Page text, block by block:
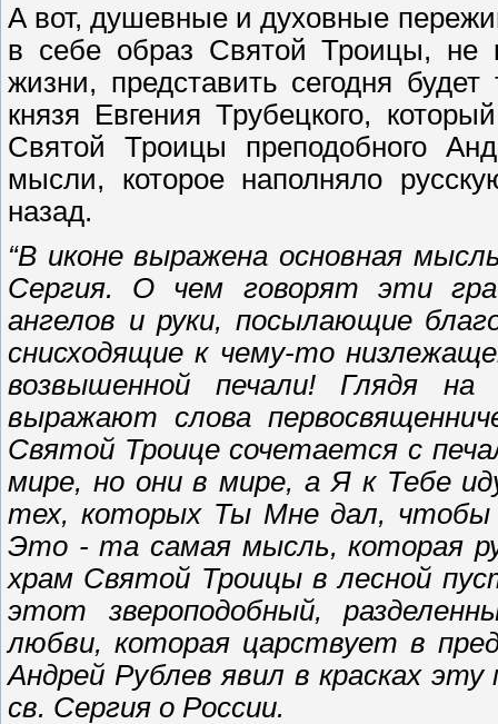
А вот, душевные и духовные
в себе образ Святой Троицы, не
жизни, представить сегодня
князя Евгения Трубецкого,
Святой Троицы преподобного
мысли, которое наполняло
назад.
“В иконе выражена основная
Сергия. О чем говорят эти
ангелов и руки, посылающие
снисходящие к чему-то
возвышенной печали! Глядя
выражают слова
Святой Троице сочетается с
мире, но они в мире, а Я к Тебе
тех, которых Ты Мне дал,
Это - та самая мысль, которая
храм Святой Троицы в лесной
этот звероподобный,
любви, которая царствует в
Андрей Рублев явил в красках
св. Сергия о России.